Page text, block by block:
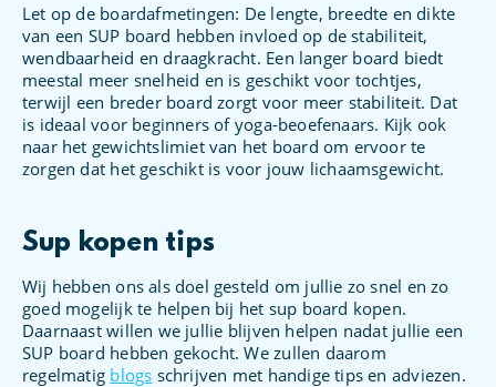
Let op de boardafmetingen: De lengte, breedte en dikte
van een SUP board hebben invloed op de stabiliteit,
wendbaarheid en draagkracht. Een langer board biedt
meestal meer snelheid en is geschikt voor tochtjes,
terwijl een breder board zorgt voor meer stabiliteit. Dat
is ideaal voor beginners of yoga-beoefenaars. Kijk ook
naar het gewichtslimiet van het board om ervoor te
zorgen dat het geschikt is voor jouw lichaamsgewicht.
Sup kopen tips
Wij hebben ons als doel gesteld om jullie zo snel en zo
goed mogelijk te helpen bij het sup board kopen.
Daarnaast willen we jullie blijven helpen nadat jullie een
SUP board hebben gekocht. We zullen daarom
regelmatig blogs schrijven met handige tips en adviezen.